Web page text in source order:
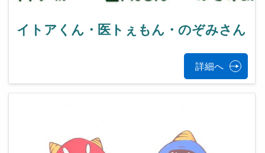
イトアくん・医トぇもん・のぞみさん
詳細へ